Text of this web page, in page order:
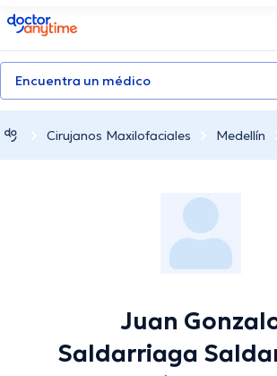
doctoranytime
Encuentra un médico
Cirujanos Maxilofaciales Medellín
Juan
Saldarriaga